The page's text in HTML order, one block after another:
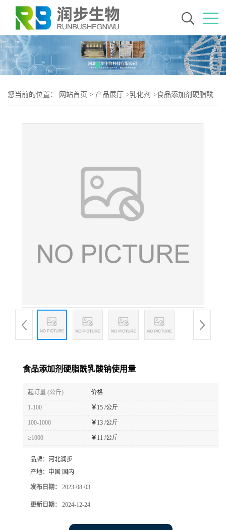
您当前的位置： 网站首页 > 产品展厅 >乳化剂 >食品添加剂硬脂酰
食品添加剂硬脂酰乳酸钠使用量
起订量 (公斤) 价格
1-100 ￥15 /公斤
100-1000 ￥13 /公斤
≥1000 ￥11 /公斤
品牌： 河北润步
产地： 中国 国内
发布日期： 2023-08-03
更新日期： 2024-12-24